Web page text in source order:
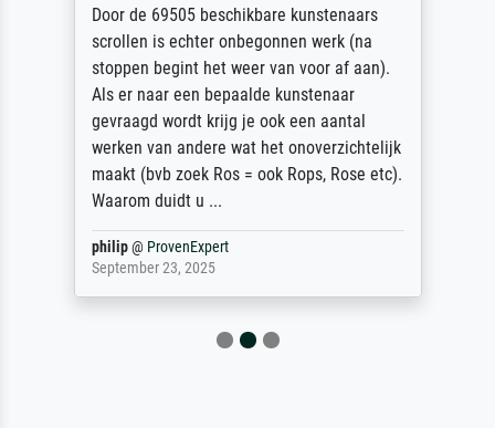
Door de 69505 beschikbare kunstenaars
scrollen is echter onbegonnen werk (na
stoppen begint het weer van voor af aan).
Als er naar een bepaalde kunstenaar
gevraagd wordt krijg je ook een aantal
werken van andere wat het onoverzichtelijk
maakt (bvb zoek Ros = ook Rops, Rose etc).
Waarom duidt u ...
philip@ ProvenExpert
September 23, 2025